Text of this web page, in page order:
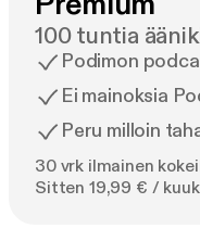
100 tuntia
Podimon
Ei mainoksia
Peru milloin
30 vrk ilmainen
Sitten 19,99 € /